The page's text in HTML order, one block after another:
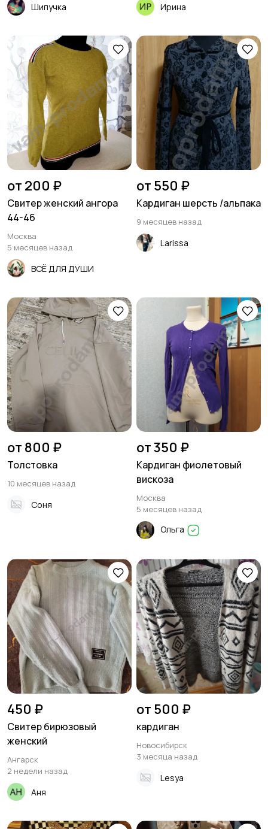
Шипучка Ирина
от 200 ₽
Свитер женский ангора
44-46
Москва
5 месяцев назад
ВСЁ ДЛЯ ДУШИ
от 550 ₽
Кардиган шерсть /альпака
9 месяцев назад
Larissa
от 800 ₽
Толстовка
10 месяцев назад
Соня
от 350 ₽
Кардиган фиолетовый
вискоза
Москва
5 месяцев назад
Ольга
450 ₽
Свитер бирюзовый
женский
Ангарск
2 недели назад
Аня
от 500 ₽
кардиган
Новосибирск
3 месяца назад
Lesya